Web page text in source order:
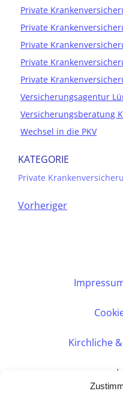
Private
Private
Private
Private
Private
Versicherungsagentur
Versicherungsberatung
Wechsel in die PKV
KATEGORIE
Private
Vorheriger
Kirchliche